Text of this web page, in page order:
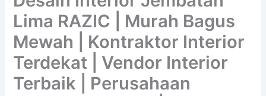
Lima RAZIC | Murah Bagus
Mewah | Kontraktor Interior
Terdekat | Vendor Interior
Terbaik | Perusahaan